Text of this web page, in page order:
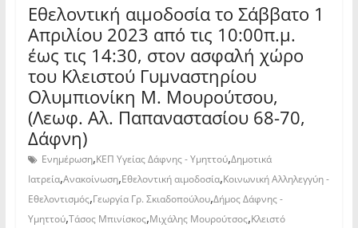
Εθελοντική αιμοδοσία το Σάββατο 1
Απριλίου 2023 από τις 10:00π.μ.
έως τις 14:30, στον ασφαλή χώρο
του Κλειστού Γυμναστηρίου
Ολυμπιονίκη Μ. Μουρούτσου,
(Λεωφ. Αλ. Παπαναστασίου 68-70,
Δάφνη)
Ενημέρωση,ΚΕΠ Υγείας Δάφνης - Υμηττού,Δημοτικά
Ιατρεία,Ανακοίνωση,Εθελοντική αιμοδοσία,Κοινωνική Αλληλεγγύη -
Εθελοντισμός,Γεωργία Γρ. Σκιαδοπούλου,Δήμος Δάφνης -
Υμηττού,Τάσος Μπινίσκος,Μιχάλης Μουρούτσος,Κλειστό